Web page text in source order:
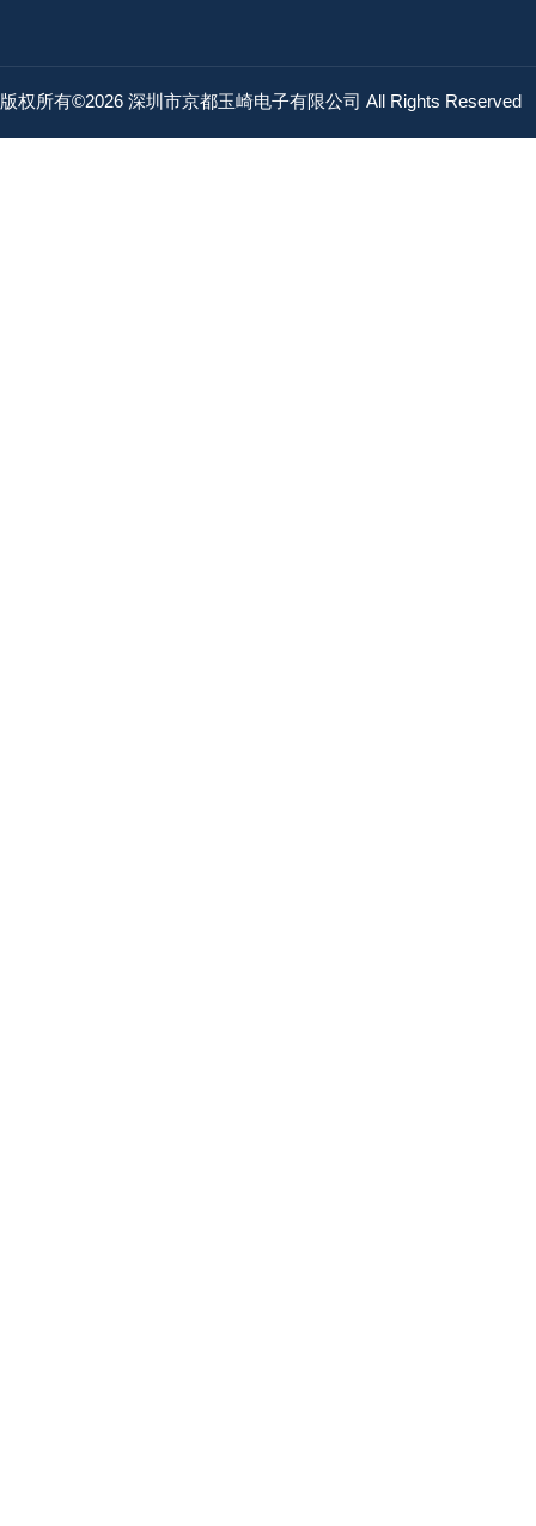
版权所有©2026 深圳市京都玉崎电子有限公司 All Rights Reserved